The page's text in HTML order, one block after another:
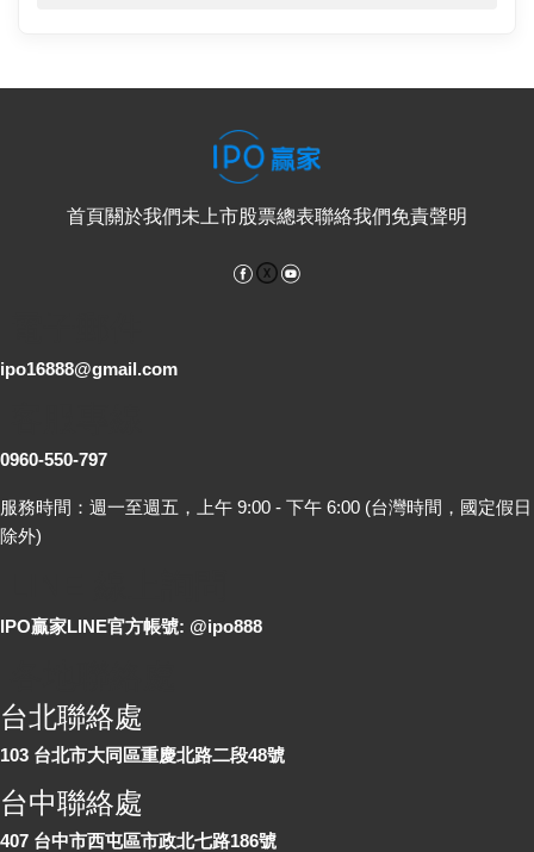
首頁關於我們未上市股票總表聯絡我們免責聲明
Facebook
ipo16888@gmail.com
0960-550-797
服務時間：週一至週五，上午 9:00 - 下午 6:00 (台灣時間，國定假日
除外)
IPO贏家LINE官方帳號: @ipo888
台北聯絡處
103 台北市大同區重慶北路二段48號
台中聯絡處
407 台中市西屯區市政北七路186號